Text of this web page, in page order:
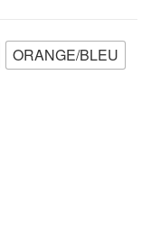
ORANGE/BLEU